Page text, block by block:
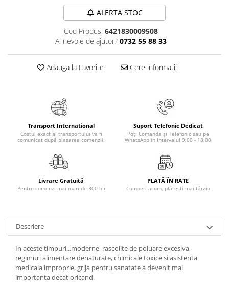
Audiobook
ReConnect
ScienceConnection
SelfConnect
Vindecare Spirituala
Diete
Masaj
MedConnect
Medicina & Farmacie
Medicina Pentru Toti
ALERTA STOC
Cod Produs: 6421830009508
Ai nevoie de ajutor? 0732 55 88 33
Adauga la Favorite Cere informatii
Transport International
Costul exact al transportului va fi
comunicat după plasarea comenzii.
Suport Telefonic Dedicat
Poți Comanda și Telefonic sau pe
WhatsApp în Intervalul 9:00 - 18:00
Livrare Gratuită
Pentru comenzi mai mari de 300 lei
PLATĂ ÎN RATE
Cumperi acum, plătești mai târziu
Descriere
In aceste timpuri...moderne, rascolite de poluare excesiva,
regimuri alimentare denaturate, chimicale toxice si asistenta
medicala improprie, grija pentru sanatate a devenit mai
importanta decat oricand.